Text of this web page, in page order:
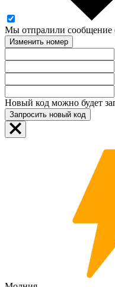
Мы отпралили сообщение
Изменить номер
Новый код можно будет
Запросить новый код